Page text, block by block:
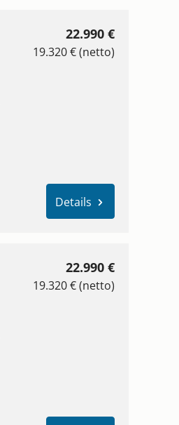
22.990 €
19.320 € (netto)
Details
22.990 €
19.320 € (netto)